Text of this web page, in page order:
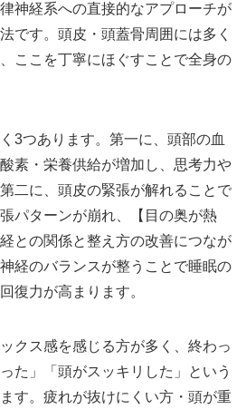
神経系への直接的なアプローチが
です。頭皮・頭蓋骨周囲には多く
ここを丁寧にほぐすことで全身の
3つあります。第一に、頭部の血
素・栄養供給が増加し、思考力や
二に、頭皮の緊張が解れることで
パターンが崩れ、【目の奥が熱
との関係と整え方の改善につなが
経のバランスが整うことで睡眠の
復力が高まります。
クス感を感じる方が多く、終わっ
た」「頭がスッキリした」という
す。疲れが抜けにくい方・頭が重